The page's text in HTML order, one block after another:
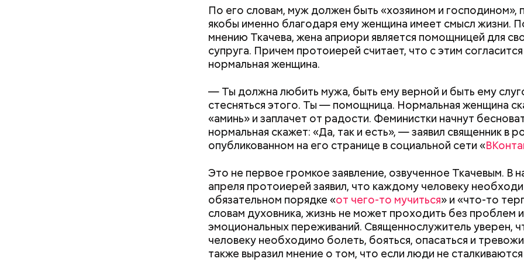
По его словам, муж должен быть «хозяином и господином»,
якобы именно благодаря ему женщина имеет смысл жизни.
мнению Ткачева, жена априори является помощницей для
супруга. Причем протоиерей считает, что с этим
нормальная женщина.
— Ты должна любить мужа, быть ему верной и быть ему
стесняться этого. Ты — помощница. Нормальная женщина
«аминь» и заплачет от радости. Феминистки начнут
нормальная скажет: «Да, так и есть», — заявил священник в
опубликованном на его странице в социальной сети «
Это не первое громкое заявление, озвученное Ткачевым. В
апреля протоиерей заявил, что каждому человеку
обязательном порядке «от чего-то мучиться» и «что-то
словам духовника, жизнь не может проходить без проблем
эмоциональных переживаний. Священнослужитель уверен,
человеку необходимо болеть, бояться, опасаться и
также выразил мнение о том, что если люди не
кабачок;
петрушка;
чеснок;
оливковое масло;
соль.
Вред дыни
А врач-эндокринолог Алексей Калинчев рассказал, что
множество блюд, где используют растение.
Хотела спасти малыша: как
мать и сын погибли при
падении из окна в Раменском
Вода за 10
японский
лишний вес